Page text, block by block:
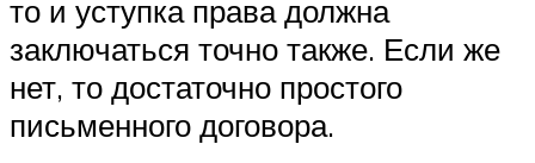
то и уступка права должна
заключаться точно также. Если же
нет, то достаточно простого
письменного договора.